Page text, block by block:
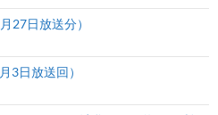
27日放送分）
3日放送回）